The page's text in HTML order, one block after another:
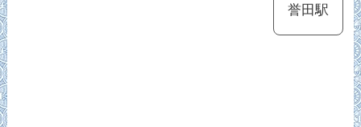
誉田駅